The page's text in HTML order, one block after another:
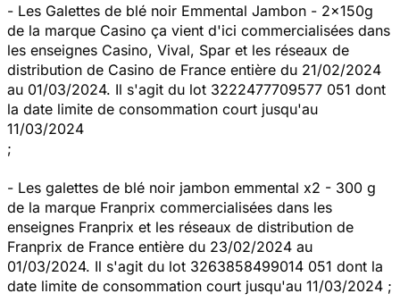
- Les Galettes de blé noir Emmental Jambon - 2x150g
de la marque Casino ça vient d'ici commercialisées dans
les enseignes Casino, Vival, Spar et les réseaux de
distribution de Casino de France entière du 21/02/2024
au 01/03/2024. Il s'agit du lot 3222477709577 051 dont
la date limite de consommation court jusqu'au
11/03/2024
;
- Les galettes de blé noir jambon emmental x2 - 300 g
de la marque Franprix commercialisées dans les
enseignes Franprix et les réseaux de distribution de
Franprix de France entière du 23/02/2024 au
01/03/2024. Il s'agit du lot 3263858499014 051 dont la
date limite de consommation court jusqu'au 11/03/2024 ;